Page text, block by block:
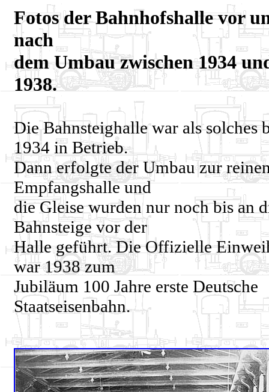
Fotos der Bahnhofshalle vor
nach
dem Umbau zwischen 1934
1938.
Die Bahnsteighalle war als solches
1934 in Betrieb.
Dann erfolgte der Umbau zur
Empfangshalle und
die Gleise wurden nur noch bis an
Bahnsteige vor der
Halle geführt. Die Offizielle
war 1938 zum
Jubiläum 100 Jahre erste Deutsche
Staatseisenbahn.